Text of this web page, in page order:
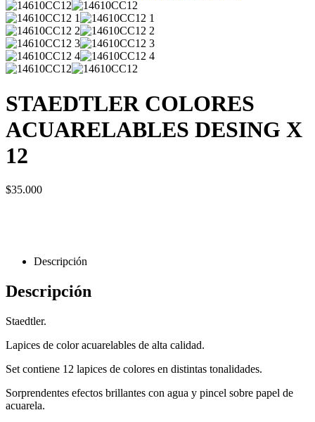
STAEDTLER COLORES
ACUARELABLES DESING X
12
$35.000
Descripción
Descripción
Staedtler.
Lapices de color acuarelables de alta calidad.
Set contiene 12 lapices de colores en distintas tonalidades.
Sorprendentes efectos brillantes con agua y pincel sobre papel de
acuarela.